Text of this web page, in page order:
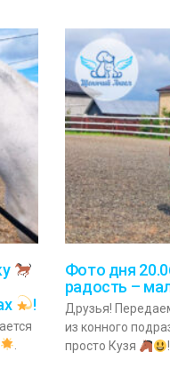
!
Фото дня
радость –
Друзья!
из конного
просто Кузя
!